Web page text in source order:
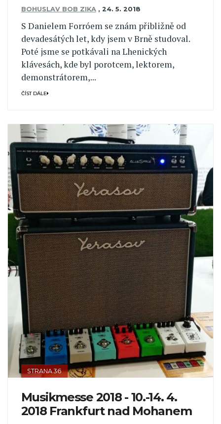
BOHUSLAV BOB ZIKA , 24. 5. 2018
S Danielem Forróem se znám přibližně od
devadesátých let, kdy jsem v Brně studoval.
Poté jsme se potkávali na Lhenických
klávesách, kde byl porotcem, lektorem,
demonstrátorem,...
ČÍST DÁLE
STRANA 36
Musikmesse 2018 - 10.-14. 4.
2018 Frankfurt nad Mohanem